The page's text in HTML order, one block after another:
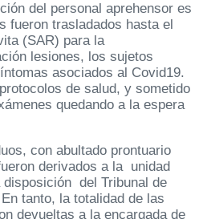
del personal aprehensor es
fueron trasladados hasta el
(SAR) para la
lesiones, los sujetos
asociados al Covid19.
de salud, y sometido
quedando a la espera
con abultado prontuario
derivados a la unidad
del Tribunal de
tanto, la totalidad de las
devueltas a la encargada de